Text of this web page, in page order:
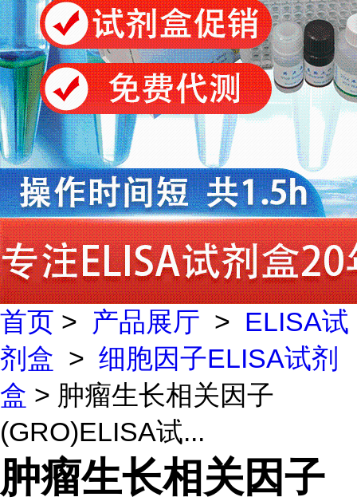
首页 > 产品展厅 > ELISA试
剂盒 > 细胞因子ELISA试剂
盒 > 肿瘤生长相关因子
(GRO)ELISA试...
肿瘤生长相关因子